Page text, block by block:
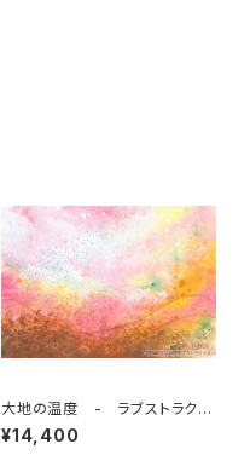
大地の温度 - ラブストラクシ
ョン・アート 7 by 仲丸友恵
¥14,400